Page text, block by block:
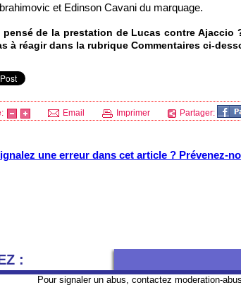
et Edinson Cavani du marquage.
pensé de la prestation de Lucas contre Ajaccio
à réagir dans la rubrique Commentaires ci-
Email Imprimer Partager:
une erreur dans cet article ? Prévenez-
:
Pour signaler un abus, contactez moderation-